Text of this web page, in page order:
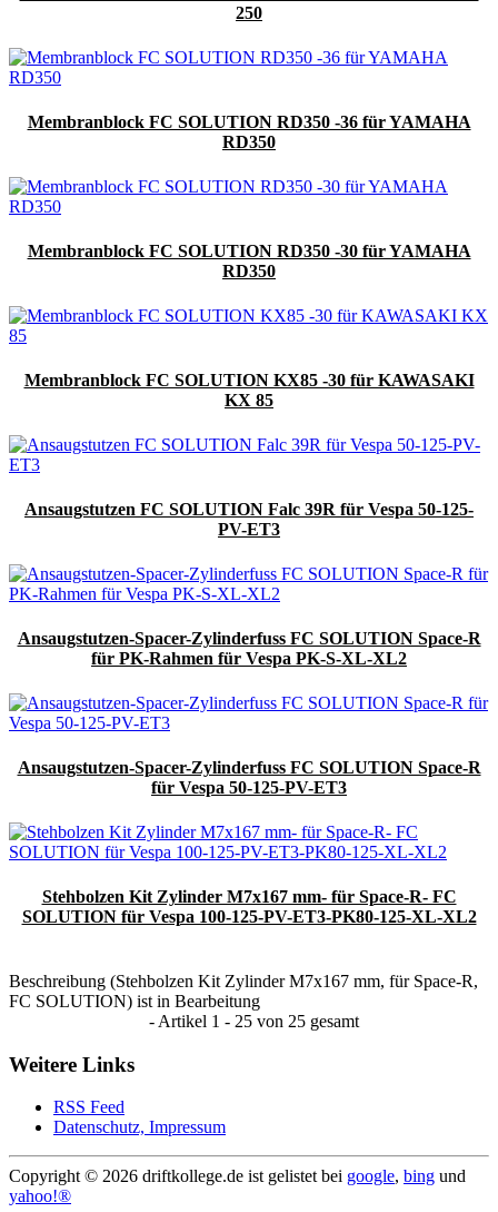
250
Membranblock FC SOLUTION RD350 -36 für YAMAHA
RD350
Membranblock FC SOLUTION RD350 -30 für YAMAHA
RD350
Membranblock FC SOLUTION KX85 -30 für KAWASAKI
KX 85
Ansaugstutzen FC SOLUTION Falc 39R für Vespa 50-125-
PV-ET3
Ansaugstutzen-Spacer-Zylinderfuss FC SOLUTION Space-R
für PK-Rahmen für Vespa PK-S-XL-XL2
Ansaugstutzen-Spacer-Zylinderfuss FC SOLUTION Space-R
für Vespa 50-125-PV-ET3
Stehbolzen Kit Zylinder M7x167 mm- für Space-R- FC
SOLUTION für Vespa 100-125-PV-ET3-PK80-125-XL-XL2
Beschreibung (Stehbolzen Kit Zylinder M7x167 mm, für Space-R,
FC SOLUTION) ist in Bearbeitung
- Artikel 1 - 25 von 25 gesamt
Weitere Links
RSS Feed
Datenschutz, Impressum
Copyright © 2026 driftkollege.de ist gelistet bei google, bing und
yahoo!®